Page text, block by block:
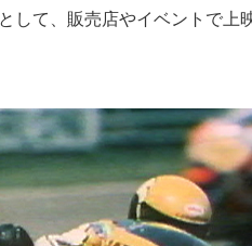
して、販売店やイベントで上